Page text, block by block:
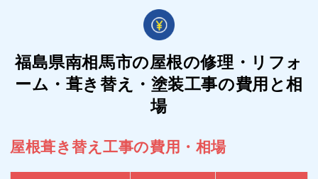
福島県南相馬市の屋根の修理・リフォ
ーム・葺き替え・塗装工事の費用と相
場
屋根葺き替え工事の費用・相場